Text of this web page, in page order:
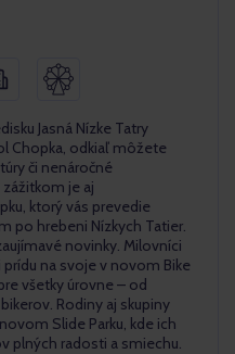
Jasná Nízke Tatry
Chopka, odkiaľ môžete
či nenáročné
je aj
ktorý vás prevedie
po hrebeni Nízkych Tatier.
novinky. Milovníci
prídu na svoje v novom Bike
všetky úrovne – od
Rodiny aj skupiny
Slide Parku, kde ich
plných radosti a smiechu.